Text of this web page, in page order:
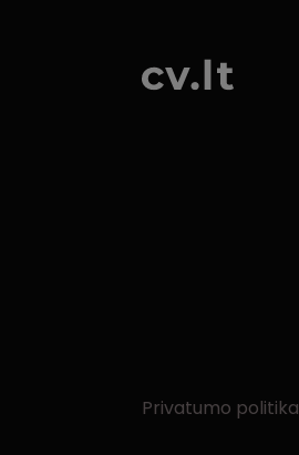
Privatumo politika